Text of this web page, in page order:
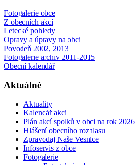
Fotogalerie obce
Z obecních akcí
Letecké pohledy
Opravy a úpravy na obci
Povodeň 2002, 2013
Fotogalerie archiv 2011-2015
Obecní kalendář
Aktuálně
Aktuality
Kalendář akcí
Plán akcí spolků v obci na rok 2026
Hlášení obecního rozhlasu
Zpravodaj Naše Vesnice
Infoservis z obce
Fotogalerie